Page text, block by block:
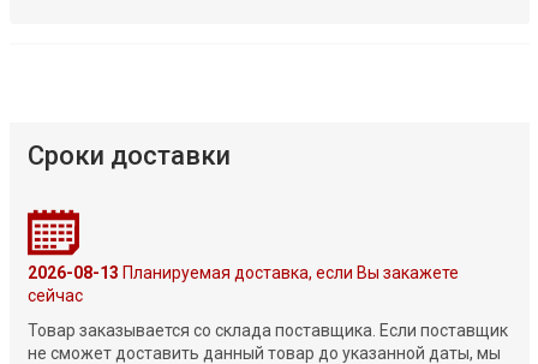
Сроки доставки
2026-08-13 Планируемая доставка, если Вы закажете
сейчас
Товар заказывается со склада поставщика. Если поставщик
не сможет доставить данный товар до указанной даты, мы